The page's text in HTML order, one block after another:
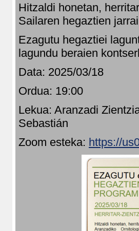
Hitzaldi honetan,
Sailaren hegaztien
Ezagutu hegaztiei
lagundu beraien
Data: 2025/03/18
Ordua: 19:00
Lekua: Aranzadi
Sebastián
Zoom esteka: https://